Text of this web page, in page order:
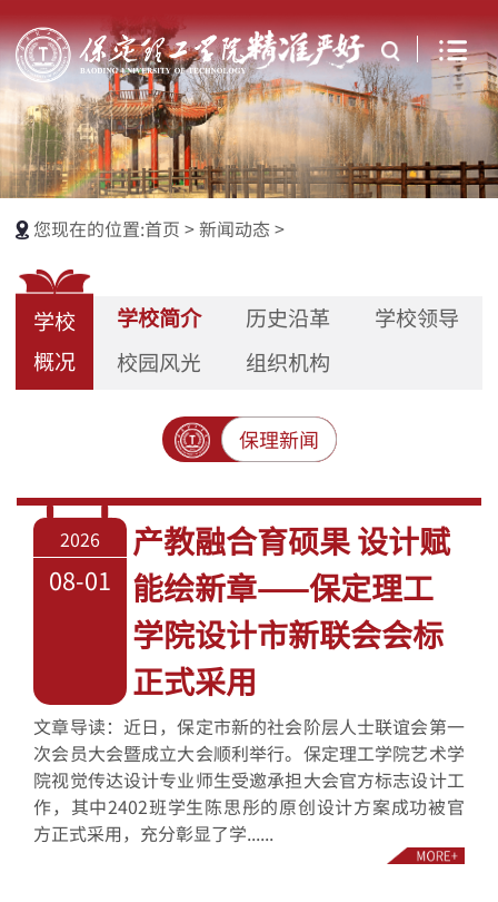
您现在的位置:首页 > 新闻动态 >
学校
概况
学校简介 历史沿革 学校领导
校园风光 组织机构
保理新闻
2026
08-01
产教融合育硕果 设计赋
能绘新章——保定理工
学院设计市新联会会标
正式采用
文章导读：近日，保定市新的社会阶层人士联谊会第一
次会员大会暨成立大会顺利举行。保定理工学院艺术学
院视觉传达设计专业师生受邀承担大会官方标志设计工
作，其中2402班学生陈思彤的原创设计方案成功被官
方正式采用，充分彰显了学......